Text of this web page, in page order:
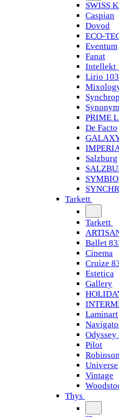
SWISS
Caspian
Dovod
ECO-
Eventum
Fanat
Intellekt
Lirio
Synonym
PRIME
De Facto
Salzburg
SYMBIO
Tarkett
Tarkett
Ballet
Cinema
Cruize
Estetica
Gallery
Laminart
Odyssey
Pilot
Universe
Vintage
Thys